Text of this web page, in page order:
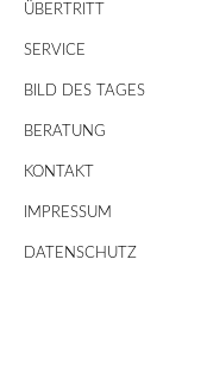
ÜBERTRITT
SERVICE
BILD DES TAGES
BERATUNG
KONTAKT
IMPRESSUM
DATENSCHUTZ